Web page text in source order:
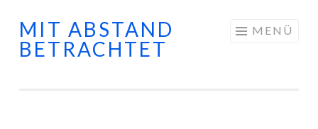
Springe zum Inhalt
MIT ABSTAND
BETRACHTET
MENÜ